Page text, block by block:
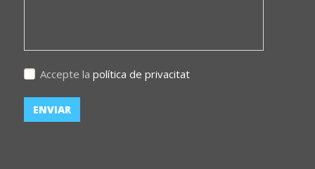
Accepte la política de privacitat